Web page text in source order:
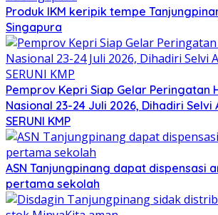
Produk IKM keripik tempe
Singapura
Pemprov Kepri Siap Gelar Peringatan
Nasional 23-24 Juli 2026, Dihadiri Selvi
SERUNI KMP
ASN Tanjungpinang dapat dispensasi
pertama sekolah